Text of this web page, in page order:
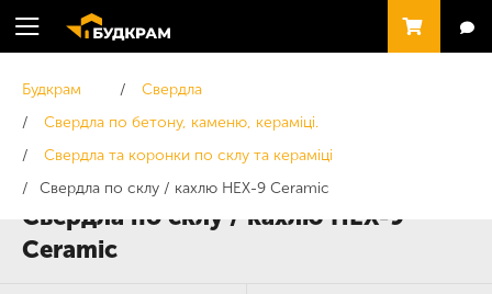
Свердла по склу / кахлю HEX-9
Ceramic
Будкрам
Свердла
Свердла по бетону, каменю, кераміці.
Свердла та коронки по склу та кераміці
Свердла по склу / кахлю HEX-9 Ceramic